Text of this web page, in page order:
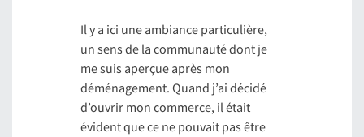
Il y a ici une ambiance particulière,
un sens de la communauté dont je
me suis aperçue après mon
déménagement. Quand j’ai décidé
d’ouvrir mon commerce, il était
évident que ce ne pouvait pas être